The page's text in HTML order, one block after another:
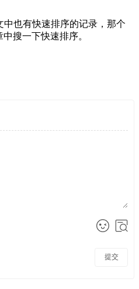
中也有快速排序的记录，那个
搜一下快速排序。
提交